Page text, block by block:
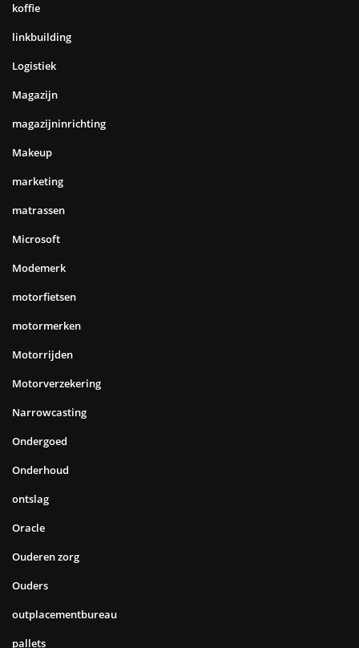
koffie
linkbuilding
Logistiek
Magazijn
magazijninrichting
Makeup
marketing
matrassen
Microsoft
Modemerk
motorfietsen
motormerken
Motorrijden
Motorverzekering
Narrowcasting
Ondergoed
Onderhoud
ontslag
Oracle
Ouderen zorg
Ouders
outplacementbureau
pallets